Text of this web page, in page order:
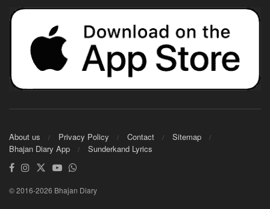
About us Privacy Policy Contact
Sitemap
Bhajan Diary App
Sunderkand Lyrics
© 2016-2026 Bhajan Diary